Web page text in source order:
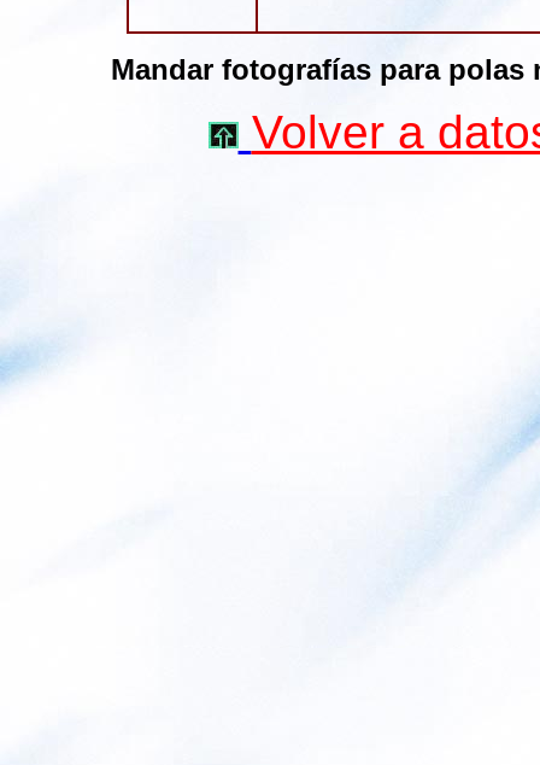
Mandar fotografías para polas
Volver a